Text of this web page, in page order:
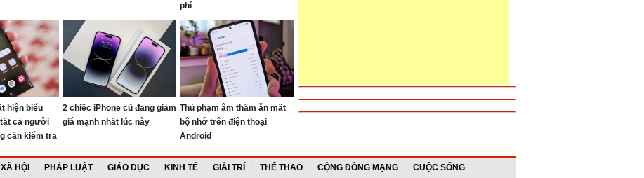
phí
hiện biểu
cả người
cần kiểm tra
2 chiếc iPhone cũ đang giảm
giá mạnh nhất lúc này
Thủ phạm âm thầm ăn mất
bộ nhớ trên điện thoại
Android
XÃ HỘI PHÁP LUẬT GIÁO DỤC KINH TẾ GIẢI TRÍ THỂ THAO CỘNG ĐỒNG MẠNG
CUỘC SỐNG